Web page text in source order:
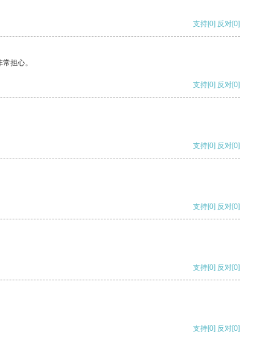
支持[0] 反对[0]
担心。
支持[0] 反对[0]
支持[0] 反对[0]
支持[0] 反对[0]
支持[0] 反对[0]
支持[0] 反对[0]